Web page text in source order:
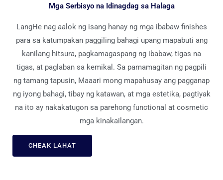
Mga Serbisyo na Idinagdag sa Halaga
LangHe nag aalok ng isang hanay ng mga ibabaw finishes
para sa katumpakan paggiling bahagi upang mapabuti ang
kanilang hitsura, pagkamagaspang ng ibabaw, tigas na
tigas, at paglaban sa kemikal. Sa pamamagitan ng pagpili
ng tamang tapusin, Maaari mong mapahusay ang pagganap
ng iyong bahagi, tibay ng katawan, at mga estetika, pagtiyak
na ito ay nakakatugon sa parehong functional at cosmetic
mga kinakailangan.
CHEAK LAHAT